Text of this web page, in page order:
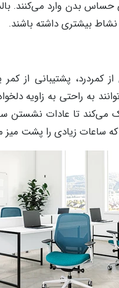
بدن وارد می‌کنند.
بیشتری داشته باشند.
پشتیبانی از
به راحتی به زاویه
می‌کند تا عادات
ساعات زیادی را پشت میز